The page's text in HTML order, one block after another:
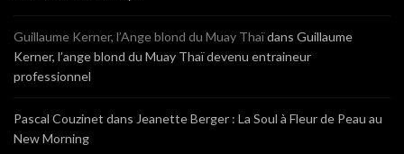
Guillaume Kerner, l’Ange blond du Muay Thaïdans Guillaume
Kerner, l’ange blond du Muay Thaï devenu entraineur
professionnel
Pascal Couzinet dans Jeanette Berger : La Soul à Fleur de Peau au
New Morning